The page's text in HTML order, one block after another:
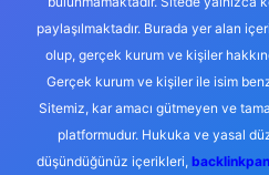
paylaşılmaktadır. Burada yer alan
olup, gerçek kurum ve kişiler
Gerçek kurum ve kişiler ile isim
Sitemiz, kar amacı gütmeyen ve
platformudur. Hukuka ve yasal
düşündüğünüz içerikleri,